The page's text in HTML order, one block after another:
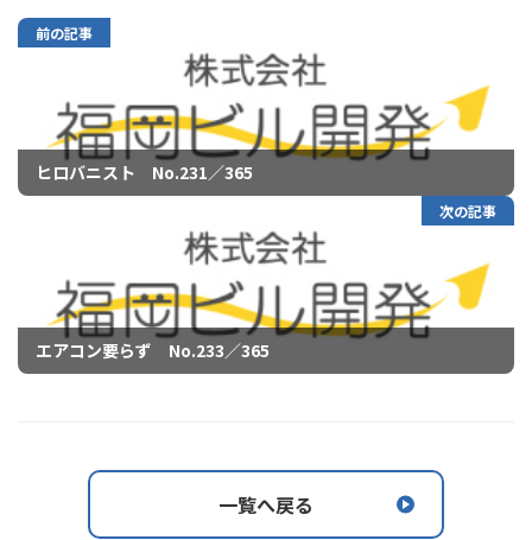
前の記事
ヒロバニスト No.231／365
次の記事
エアコン要らず No.233／365
一覧へ戻る